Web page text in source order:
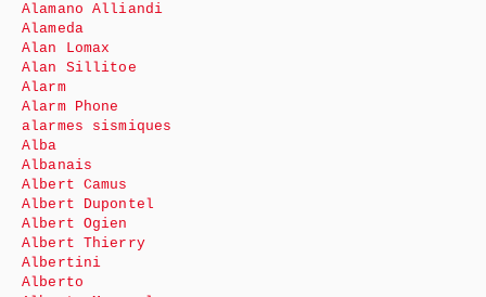
Alamano Alliandi
Alameda
Alan Lomax
Alan Sillitoe
Alarm
Alarm Phone
alarmes sismiques
Alba
Albanais
Albert Camus
Albert Dupontel
Albert Ogien
Albert Thierry
Albertini
Alberto